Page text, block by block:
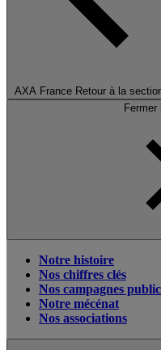
AXA France Retour à la
Fermer
Notre histoire
Nos chiffres clés
Nos campagnes
Notre mécénat
Nos associations